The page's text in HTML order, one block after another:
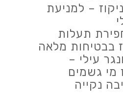
– למניעת
תעלות
בבטיחות מלאה
עילי –
מי גשמים
נקייה